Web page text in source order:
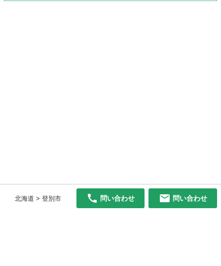
北海道 > 登別市 問い合わせ 問い合わせ